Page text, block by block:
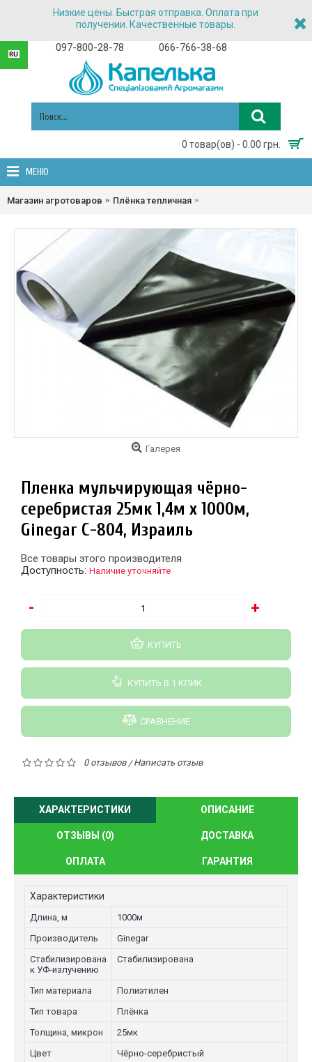
Низкие цены. Быстрая отправка. Оплата при
получении. Качественные товары.
097-800-28-78 066-766-38-68
0 товар(ов) - 0.00 грн.
МЕНЮ
Магазин агротоваров Плёнка тепличная
Галерея
Пленка мульчирующая чёрно-
серебристая 25мк 1,4м х 1000м,
Ginegar C-804, Израиль
Все товары этого производителя
Доступность: Наличие уточняйте
- +
КУПИТЬ
КУПИТЬ В 1 КЛИК
СРАВНЕНИЕ
0 отзывов/Написать отзыв
ХАРАКТЕРИСТИКИ ОПИСАНИЕ
ОТЗЫВЫ (0) ДОСТАВКА
ОПЛАТА ГАРАНТИЯ
Характеристики
Длина, м
1000м
Производитель
Ginegar
Стабилизирована
к УФ-излучению
Стабилизирована
Тип материала
Полиэтилен
Тип товара
Плёнка
Толщина, микрон
25мк
Цвет
Чёрно-серебристый